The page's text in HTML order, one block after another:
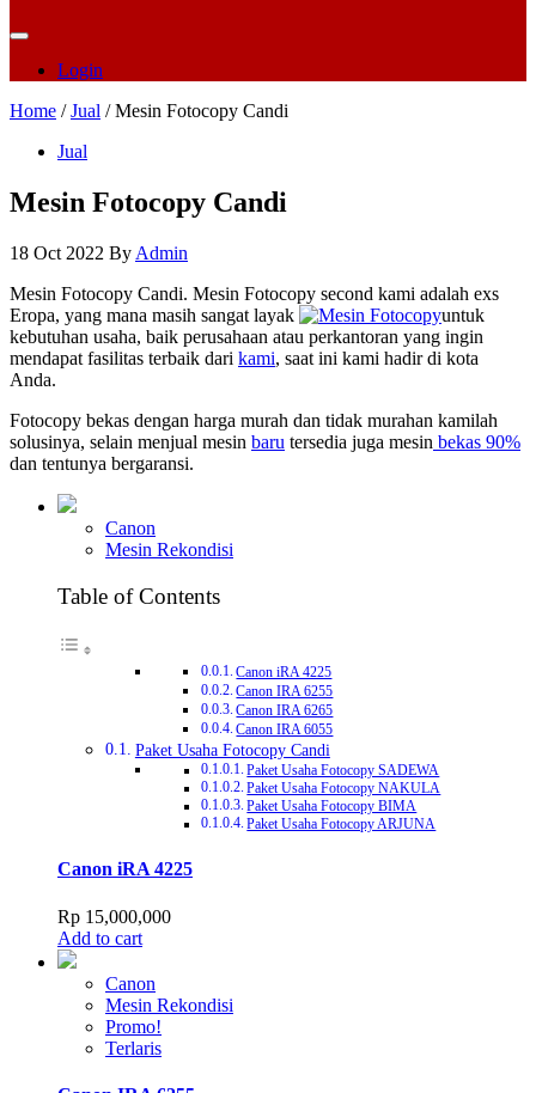
Login
Home /Jual / Mesin Fotocopy Candi
Jual
Mesin Fotocopy Candi
18 Oct 2022 By Admin
Mesin Fotocopy Candi. Mesin Fotocopy second kami adalah exs
Eropa, yang mana masih sangat layak
untuk
kebutuhan usaha, baik perusahaan atau perkantoran yang ingin
mendapat fasilitas terbaik dari kami, saat ini kami hadir di kota
Anda.
Fotocopy bekas dengan harga murah dan tidak murahan kamilah
solusinya, selain menjual mesin baru tersedia juga mesin bekas 90%
dan tentunya bergaransi.
Canon
Mesin Rekondisi
Table of Contents
Canon iRA 4225
Canon IRA 6255
Canon IRA 6265
Canon IRA 6055
Paket Usaha Fotocopy Candi
Paket Usaha Fotocopy SADEWA
Paket Usaha Fotocopy NAKULA
Paket Usaha Fotocopy BIMA
Paket Usaha Fotocopy ARJUNA
Canon iRA 4225
Rp 15,000,000
Add to cart
Canon
Mesin Rekondisi
Promo!
Terlaris